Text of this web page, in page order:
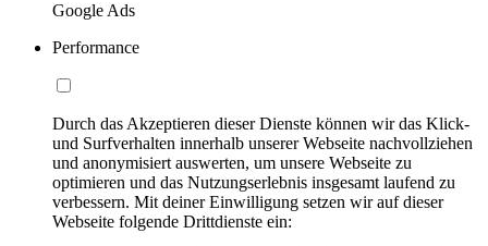
Google Ads
Performance
Durch das Akzeptieren dieser Dienste können wir das Klick-
und Surfverhalten innerhalb unserer Webseite nachvollziehen
und anonymisiert auswerten, um unsere Webseite zu
optimieren und das Nutzungserlebnis insgesamt laufend zu
verbessern. Mit deiner Einwilligung setzen wir auf dieser
Webseite folgende Drittdienste ein: